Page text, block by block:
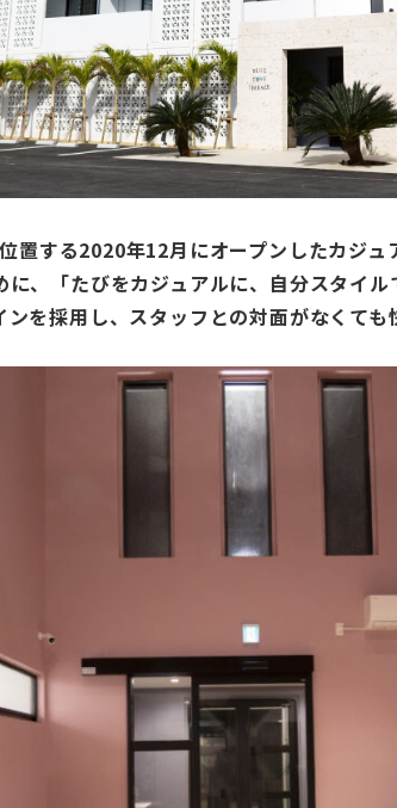
置する2020年12月にオープンしたカジ
、「たびをカジュアルに、自分スタイ
を採用し、スタッフとの対面がなくても